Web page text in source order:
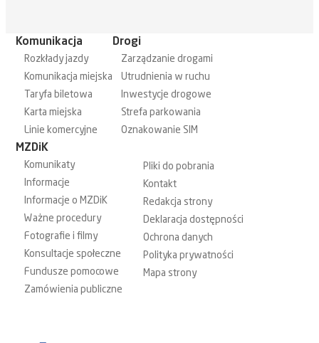
Komunikacja
Rozkłady jazdy
Komunikacja miejska
Taryfa biletowa
Karta miejska
Linie komercyjne
Drogi
Zarządzanie drogami
Utrudnienia w ruchu
Inwestycje drogowe
Strefa parkowania
Oznakowanie SIM
MZDiK
Komunikaty
Informacje
Informacje o MZDiK
Ważne procedury
Fotografie i filmy
Konsultacje społeczne
Fundusze pomocowe
Zamówienia publiczne
Pliki do pobrania
Kontakt
Redakcja strony
Deklaracja dostępności
Ochrona danych
Polityka prywatności
Mapa strony